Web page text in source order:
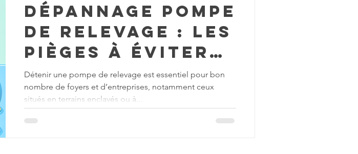
Dépannage pompe
de relevage : les
pièges à éviter
pour une
réparation
durable
Détenir une pompe de relevage est essentiel pour bon
nombre de foyers et d’entreprises, notamment ceux
situés en terrains enclavés ou à...